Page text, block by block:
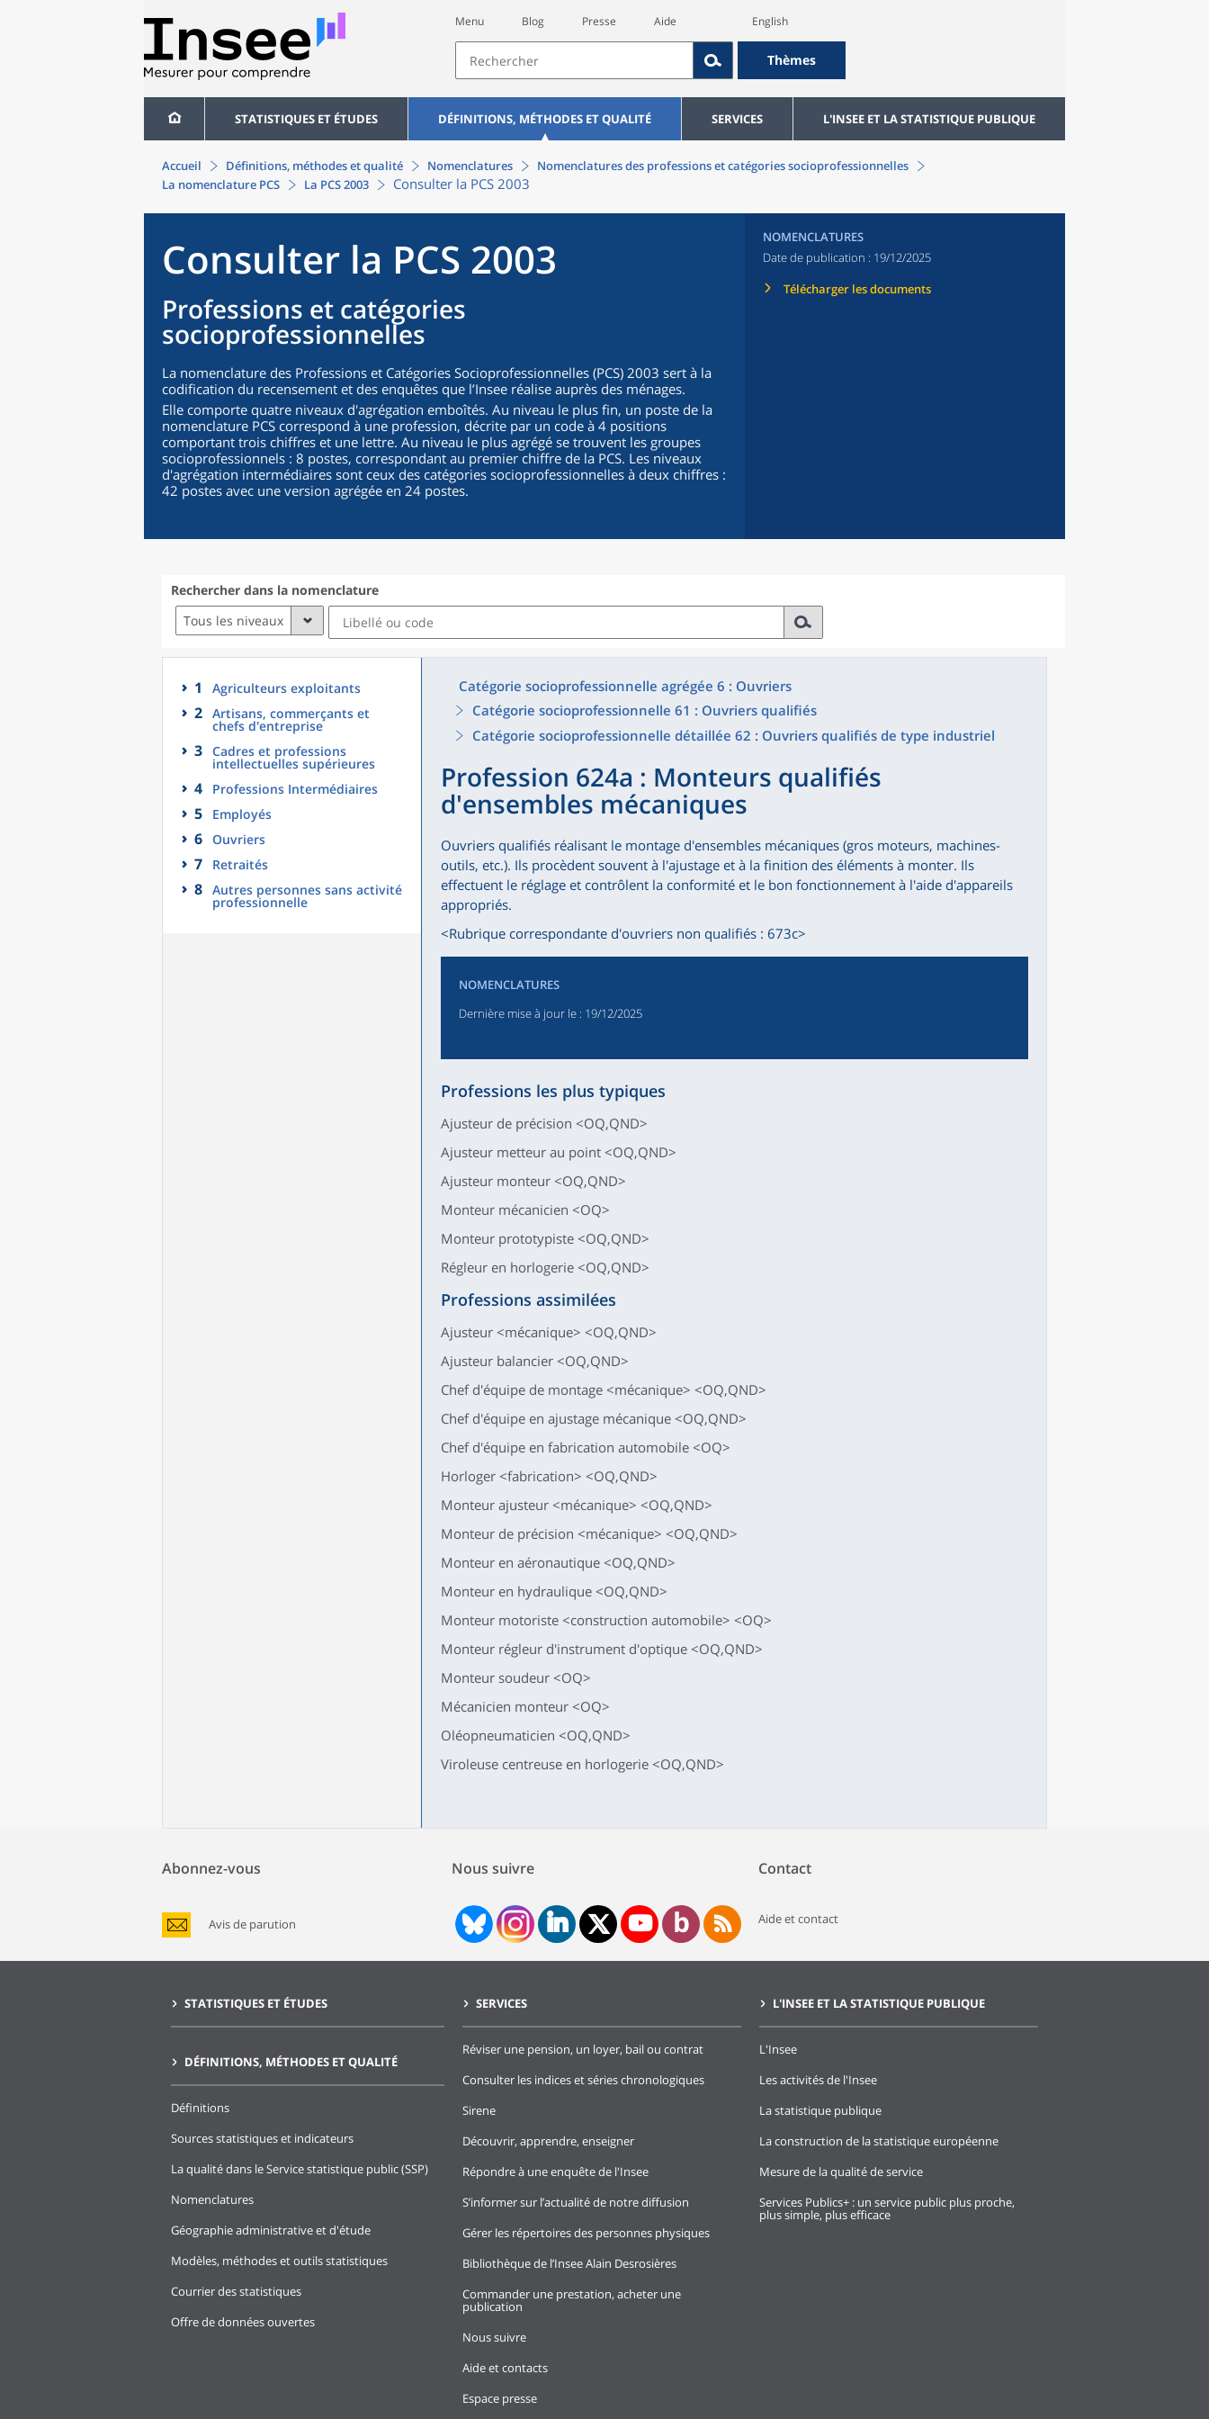
Menu Blog Presse Aide English
Thèmes
STATISTIQUES ET ÉTUDES DÉFINITIONS, MÉTHODES ET QUALITÉ SERVICES L'INSEE ET LA STATISTIQUE PUBLIQUE
Accueil Définitions, méthodes et qualité Nomenclatures
Nomenclatures des professions et catégories socioprofessionnelles
La nomenclature PCS
La PCS 2003 Consulter la PCS 2003
Consulter la PCS 2003
Professions et catégories
socioprofessionnelles
La nomenclature des Professions et Catégories Socioprofessionnelles (PCS) 2003 sert à la
codification du recensement et des enquêtes que l’Insee réalise auprès des ménages.
Elle comporte quatre niveaux d'agrégation emboîtés. Au niveau le plus fin, un poste de la
nomenclature PCS correspond à une profession, décrite par un code à 4 positions
comportant trois chiffres et une lettre. Au niveau le plus agrégé se trouvent les groupes
socioprofessionnels : 8 postes, correspondant au premier chiffre de la PCS. Les niveaux
d'agrégation intermédiaires sont ceux des catégories socioprofessionnelles à deux chiffres :
42 postes avec une version agrégée en 24 postes.
NOMENCLATURES
Date de publication : 19/12/2025
Télécharger les documents
Rechercher dans la nomenclature
Tous les niveaux
1 Agriculteurs exploitants
2 Artisans, commerçants et
chefs d'entreprise
3 Cadres et professions
intellectuelles supérieures
4 Professions Intermédiaires
5 Employés
6 Ouvriers
7 Retraités
8 Autres personnes sans activité
professionnelle
Catégorie socioprofessionnelle agrégée 6 : Ouvriers
Catégorie socioprofessionnelle 61 : Ouvriers qualifiés
Catégorie socioprofessionnelle détaillée 62 : Ouvriers qualifiés de type industriel
Profession 624a : Monteurs qualifiés
d'ensembles mécaniques
Ouvriers qualifiés réalisant le montage d'ensembles mécaniques (gros moteurs, machines-
outils, etc.). Ils procèdent souvent à l'ajustage et à la finition des éléments à monter. Ils
effectuent le réglage et contrôlent la conformité et le bon fonctionnement à l'aide d'appareils
appropriés.
<Rubrique correspondante d'ouvriers non qualifiés : 673c>
NOMENCLATURES
Dernière mise à jour le : 19/12/2025
Professions les plus typiques
Ajusteur de précision <OQ,QND>
Ajusteur metteur au point <OQ,QND>
Ajusteur monteur <OQ,QND>
Monteur mécanicien <OQ>
Monteur prototypiste <OQ,QND>
Régleur en horlogerie <OQ,QND>
Professions assimilées
Ajusteur <mécanique> <OQ,QND>
Ajusteur balancier <OQ,QND>
Chef d'équipe de montage <mécanique> <OQ,QND>
Chef d'équipe en ajustage mécanique <OQ,QND>
Chef d'équipe en fabrication automobile <OQ>
Horloger <fabrication> <OQ,QND>
Monteur ajusteur <mécanique> <OQ,QND>
Monteur de précision <mécanique> <OQ,QND>
Monteur en aéronautique <OQ,QND>
Monteur en hydraulique <OQ,QND>
Monteur motoriste <construction automobile> <OQ>
Monteur régleur d'instrument d'optique <OQ,QND>
Monteur soudeur <OQ>
Mécanicien monteur <OQ>
Oléopneumaticien <OQ,QND>
Viroleuse centreuse en horlogerie <OQ,QND>
Abonnez-vous
Avis de parution
Nous suivre Contact
Aide et contact
STATISTIQUES ET ÉTUDES
DÉFINITIONS, MÉTHODES ET QUALITÉ
Définitions
Sources statistiques et indicateurs
La qualité dans le Service statistique public (SSP)
Nomenclatures
Géographie administrative et d'étude
Modèles, méthodes et outils statistiques
Courrier des statistiques
Offre de données ouvertes
SERVICES
Réviser une pension, un loyer, bail ou contrat
Consulter les indices et séries chronologiques
Sirene
Découvrir, apprendre, enseigner
Répondre à une enquête de l'Insee
S’informer sur l’actualité de notre diffusion
Gérer les répertoires des personnes physiques
Bibliothèque de l’Insee Alain Desrosières
Commander une prestation, acheter une
publication
Nous suivre
Aide et contacts
Espace presse
L'INSEE ET LA STATISTIQUE PUBLIQUE
L'Insee
Les activités de l'Insee
La statistique publique
La construction de la statistique européenne
Mesure de la qualité de service
Services Publics+ : un service public plus proche,
plus simple, plus efficace